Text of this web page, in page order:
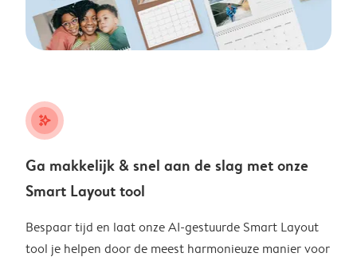
stars_plus
Ga makkelijk & snel aan de slag met onze
Smart Layout tool
Bespaar tijd en laat onze AI-gestuurde Smart Layout
tool je helpen door de meest harmonieuze manier voor